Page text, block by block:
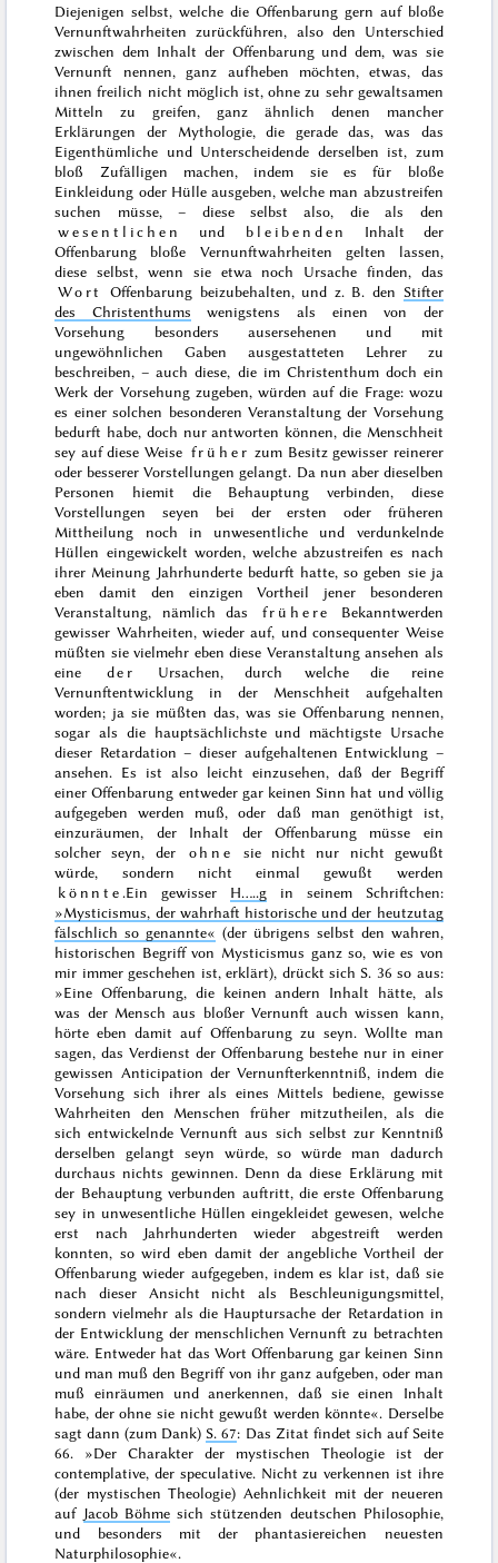
Diejenigen selbst, welche die Offenbarung gern auf bloße
Vernunftwahrheiten zurückführen, also den Unterschied
zwischen dem Inhalt der Offenbarung und dem, was sie
Vernunft nennen, ganz aufheben möchten, etwas, das
ihnen freilich nicht möglich ist, ohne zu sehr gewaltsamen
Mittelnzu greifen, ganz ähnlich denen mancher
Erklärungen der Mythologie, die gerade das, was das
Eigenthümliche und Unterscheidende derselben ist, zum
bloß Zufälligen machen, indem sie es für bloße
Einkleidung oder Hülle ausgeben, welche man abzustreifen
suchen müsse, – diese selbst also, die als den
wesentlichen
und bleibenden
Inhalt der
Offenbarung bloße Vernunftwahrheiten gelten lassen,
diese selbst, wenn sie etwa noch Ursache finden, das
Wort
Offenbarung beizubehalten, und z. B. den Stifter
des Christenthums wenigstens als einen von der
Vorsehung besonders ausersehenen und mit
ungewöhnlichen Gaben ausgestatteten Lehrer zu
beschreiben, – auch diese, die im Christenthum doch ein
Werk der Vorsehung zugeben, würden auf die Frage: wozu
es einer solchen besonderen Veranstaltung der Vorsehung
bedurft habe, doch nur antworten können, die Menschheit
sey auf diese Weise früher zum Besitz gewisser reinerer
oder besserer Vorstellungen gelangt. Da nun aber dieselben
Personen hiemit die Behauptung verbinden, diese
Vorstellungen seyen bei der ersten oder früheren
Mittheilung noch in unwesentliche und verdunkelnde
Hüllen eingewickelt worden, welche abzustreifen es nach
ihrer Meinung Jahrhunderte bedurft hatte, so geben sie ja
eben damit den einzigen Vortheil jener besonderen
Veranstaltung, nämlich das
frühere
Bekanntwerden
gewisser Wahrheiten, wieder auf, und consequenter Weise
müßten sie vielmehr eben diese Veranstaltung ansehen als
eine
der
Ursachen, durch welche die reine
Vernunftentwicklung in der Menschheit aufgehalten
worden; ja sie müßten das, was sie Offenbarung nennen,
sogar als die hauptsächlichste und mächtigste Ursache
dieser Retardation – dieser aufgehaltenen Entwicklung –
ansehen. Es ist also leicht einzusehen, daß der Begriff
einer Offenbarung entweder gar keinen Sinn hat und völlig
aufgegeben werden muß, oder daß man genöthigt ist,
einzuräumen, der Inhalt der Offenbarung müsse ein
solcher seyn, der
ohne
sie nicht nur nicht gewußt
würde, sondern nicht einmal gewußt werden
könnte .Ein gewisser H…..gin seinem Schriftchen:
»Mysticismus, der wahrhaft historische und der heutzutag
fälschlich so genannte« (der übrigens selbst den wahren,
historischen Begriff von Mysticismus ganz so, wie es von
mir immergeschehen ist, erklärt), drückt sich S. 36 so aus:
»Eine Offenbarung, die keinen andern Inhalt hätte, als
was der Mensch aus bloßer Vernunft auch wissen kann,
hörte eben damit auf Offenbarung zu seyn. Wollte man
sagen, das Verdienst der Offenbarung bestehe nur in einer
gewissen Anticipation der Vernunfterkenntniß, indem die
Vorsehung sich ihrer als eines Mittels bediene, gewisse
Wahrheiten den Menschen früher mitzutheilen, als die
sich entwickelnde Vernunft aus sich selbst zur Kenntniß
derselben gelangt seyn würde, so würde man dadurch
durchaus nichts gewinnen. Denn da diese Erklärung mit
der Behauptung verbunden auftritt, die erste Offenbarung
sey in unwesentliche Hüllen eingekleidet gewesen, welche
erst nach Jahrhunderten wieder abgestreift werden
konnten, so wird eben damit der angebliche Vortheil der
Offenbarung wieder aufgegeben, indem es klar ist, daß sie
nach dieser Ansicht nicht als Beschleunigungsmittel,
sondern vielmehr als die Hauptursache der Retardation in
der Entwicklung der menschlichen Vernunft zu betrachten
wäre. Entweder hat das Wort Offenbarung gar keinen Sinn
und man muß den Begriff von ihr ganz aufgeben, oder man
muß einräumen und anerkennen, daß sie einen Inhalt
habe, der ohne sie nicht gewußt werden könnte«. Derselbe
sagt dann (zum Dank) S. 67: Das Zitat findet sich auf Seite
66.
»Der Charakter der mystischen Theologie ist der
contemplative, der speculative. Nicht zu verkennen ist ihre
(der mystischen Theologie) Aehnlichkeit mit der neueren
auf Jacob Böhmesich stützenden deutschen Philosophie,
und besonders mit der phantasiereichen neuesten
Naturphilosophie«.